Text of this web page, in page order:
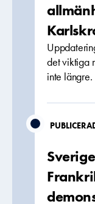
det viktiga
inte längre.